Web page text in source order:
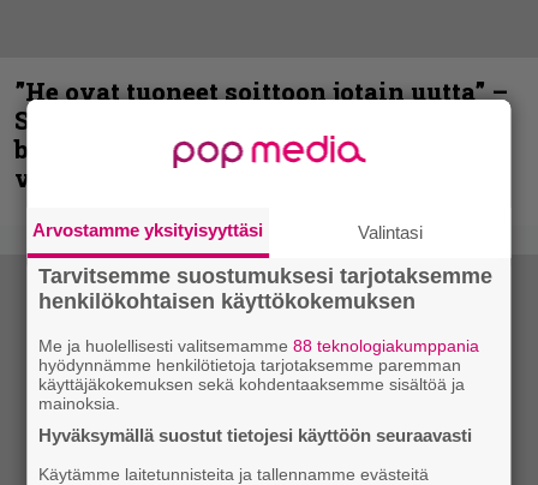
”He ovat tuoneet soittoon jotain uutta” –
Sepulturan Andreas Kisser nimeää
bändin, jonka riffit ovat tehneet
vaikutuksen
Arvostamme yksityisyyttäsi Valintasi
Tarvitsemme suostumuksesi tarjotaksemme
henkilökohtaisen käyttökokemuksen
Me ja huolellisesti valitsemamme88 teknologiakumppania
hyödynnämme henkilötietoja tarjotaksemme paremman
käyttäjäkokemuksen sekä kohdentaaksemme sisältöä ja
mainoksia.
Hyväksymällä suostut tietojesi käyttöön seuraavasti
Käytämme laitetunnisteita ja tallennamme evästeitä